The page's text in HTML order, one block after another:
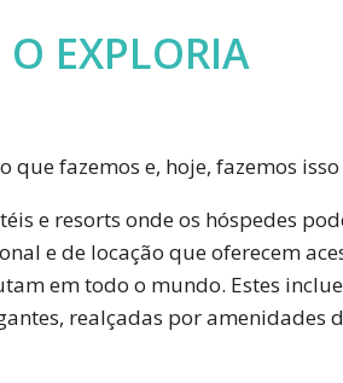
O EXPLORIA
que fazemos e, hoje, fazemos
e resorts onde os hóspedes
e de locação que oferecem
em todo o mundo. Estes
realçadas por